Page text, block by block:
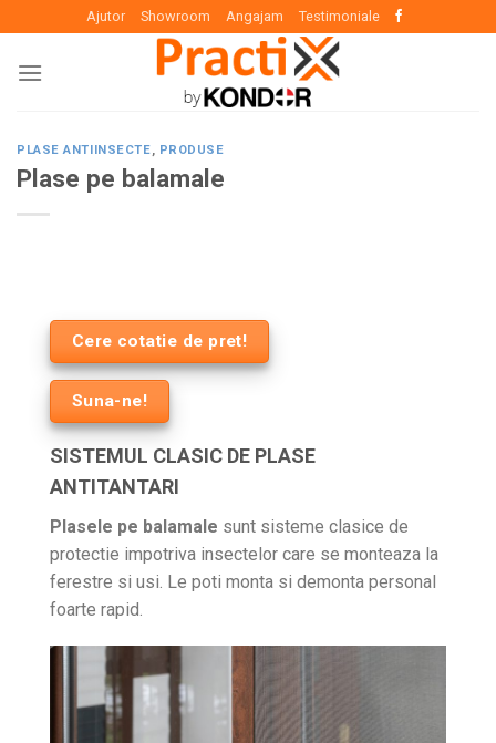
content
Ajutor Showroom Angajam Testimoniale
PLASE ANTIINSECTE, PRODUSE
Plase pe balamale
Cere cotatie de pret!
Suna-ne!
SISTEMUL CLASIC DE PLASE
ANTITANTARI
Plasele pe balamale sunt sisteme clasice de
protectie impotriva insectelor care se monteaza la
ferestre si usi. Le poti monta si demonta personal
foarte rapid.